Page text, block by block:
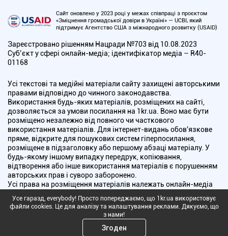
Сайт оновлено у 2023 році у межах співпраці з проєктом
«Зміцнення громадської довіри в Україні» — UCBI, який
підтримує Агентство США з міжнародного розвитку (USAID)
Зареєстровано рішенням Нацради №703 від 10.08.2023
Cуб’єкт у сфері онлайн-медіа; ідентифікатор медіа – R40-
01168
Усі текстові та медійні матеріали сайту захищені авторськими
правами відповідно до чинного законодавства.
Використання будь-яких матеріалів, розміщених на сайті,
дозволяється за умови посилання на 1kr.ua. Воно має бути
розміщено незалежно від повного чи часткового
використання матеріалів. Для інтернет-видань обов'язкове
пряме, відкрите для пошукових систем гіперпосилання,
розміщене в підзаголовку або першому абзаці матеріалу. У
будь-якому іншому випадку передрук, копіювання,
відтворення або інше використання матеріалів є порушенням
авторських прав і суворо заборонено.
Усі права на розміщення матеріалів належать онлайн-медіа
радою України з питань телебачення і радіомовлення.
Copyright © 2010 - 2026 Всі права захищені
Усе гаразд, everybody! Просто попереджаємо, що 1kr.ua використовує
файли cookies. Це для аналізу та налаштування реклами. Дякуємо, що
з нами!
Згоден